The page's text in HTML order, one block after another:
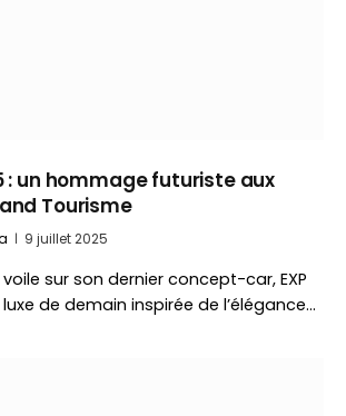
: un hommage futuriste aux
Tourisme
9 juillet 2025
sur son dernier concept-car, EXP
luxe de demain inspirée de l’élégance…